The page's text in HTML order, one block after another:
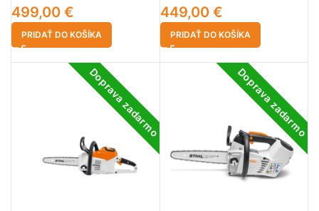
499,00 €
PRIDAŤ DO KOŠÍKA
449,00 €
PRIDAŤ DO KOŠÍKA
Doprava zadarmo Doprava zadarmo